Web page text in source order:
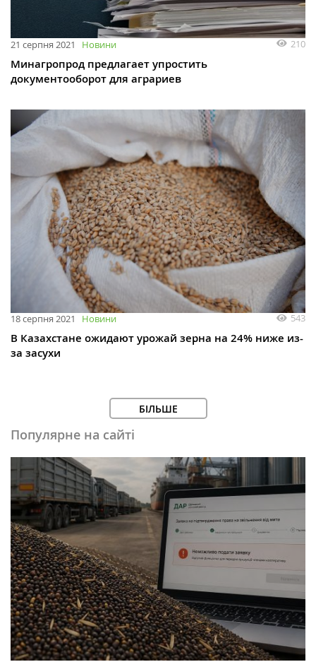
21 серпня 2021 Новини 210
Минагропрод предлагает упростить
документооборот для аграриев
18 серпня 2021 Новини 543
В Казахстане ожидают урожай зерна на 24% ниже из-
за засухи
БІЛЬШЕ
Популярне на сайті